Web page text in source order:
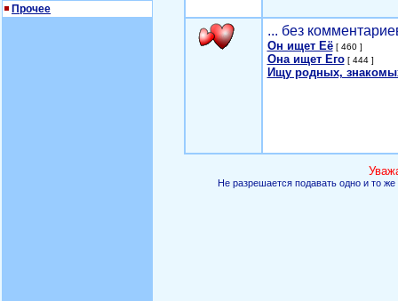
Прочее
... без
Он ищет Её[ 460 ]
Она ищет Его[ 444 ]
Ищу родных,
Не разрешается подавать одно и то